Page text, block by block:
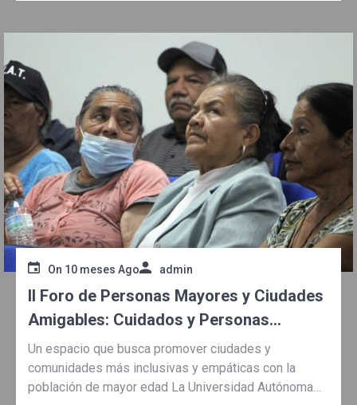
On 10 meses Ago admin
II Foro de Personas Mayores y Ciudades
Amigables: Cuidados y Personas
Mayores
Un espacio que busca promover ciudades y
comunidades más inclusivas y empáticas con la
población de mayor edad La Universidad Autónoma